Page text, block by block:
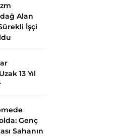
Alan
İşçi
13 Yıl
Genç
Sahanın